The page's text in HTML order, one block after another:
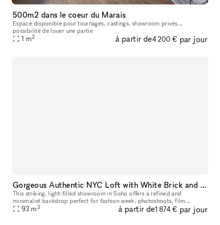
500m2 dans le coeur du Marais
Espace disponible pour tournages, castings, showroom privés..,
possibilité de louer une partie
1 m2 à partir de4 200 € par jour
Gorgeous Authentic NYC Loft with White Brick and 15' Ceilings with Vinyl DJ Console
This striking, light-filled showroom in Soho offers a refined and
minimalist backdrop perfect for fashion week, photoshoots, film
productions, and creative projects. Set in a historic authentic New Y
93 m2 à partir de1 874 € par jour